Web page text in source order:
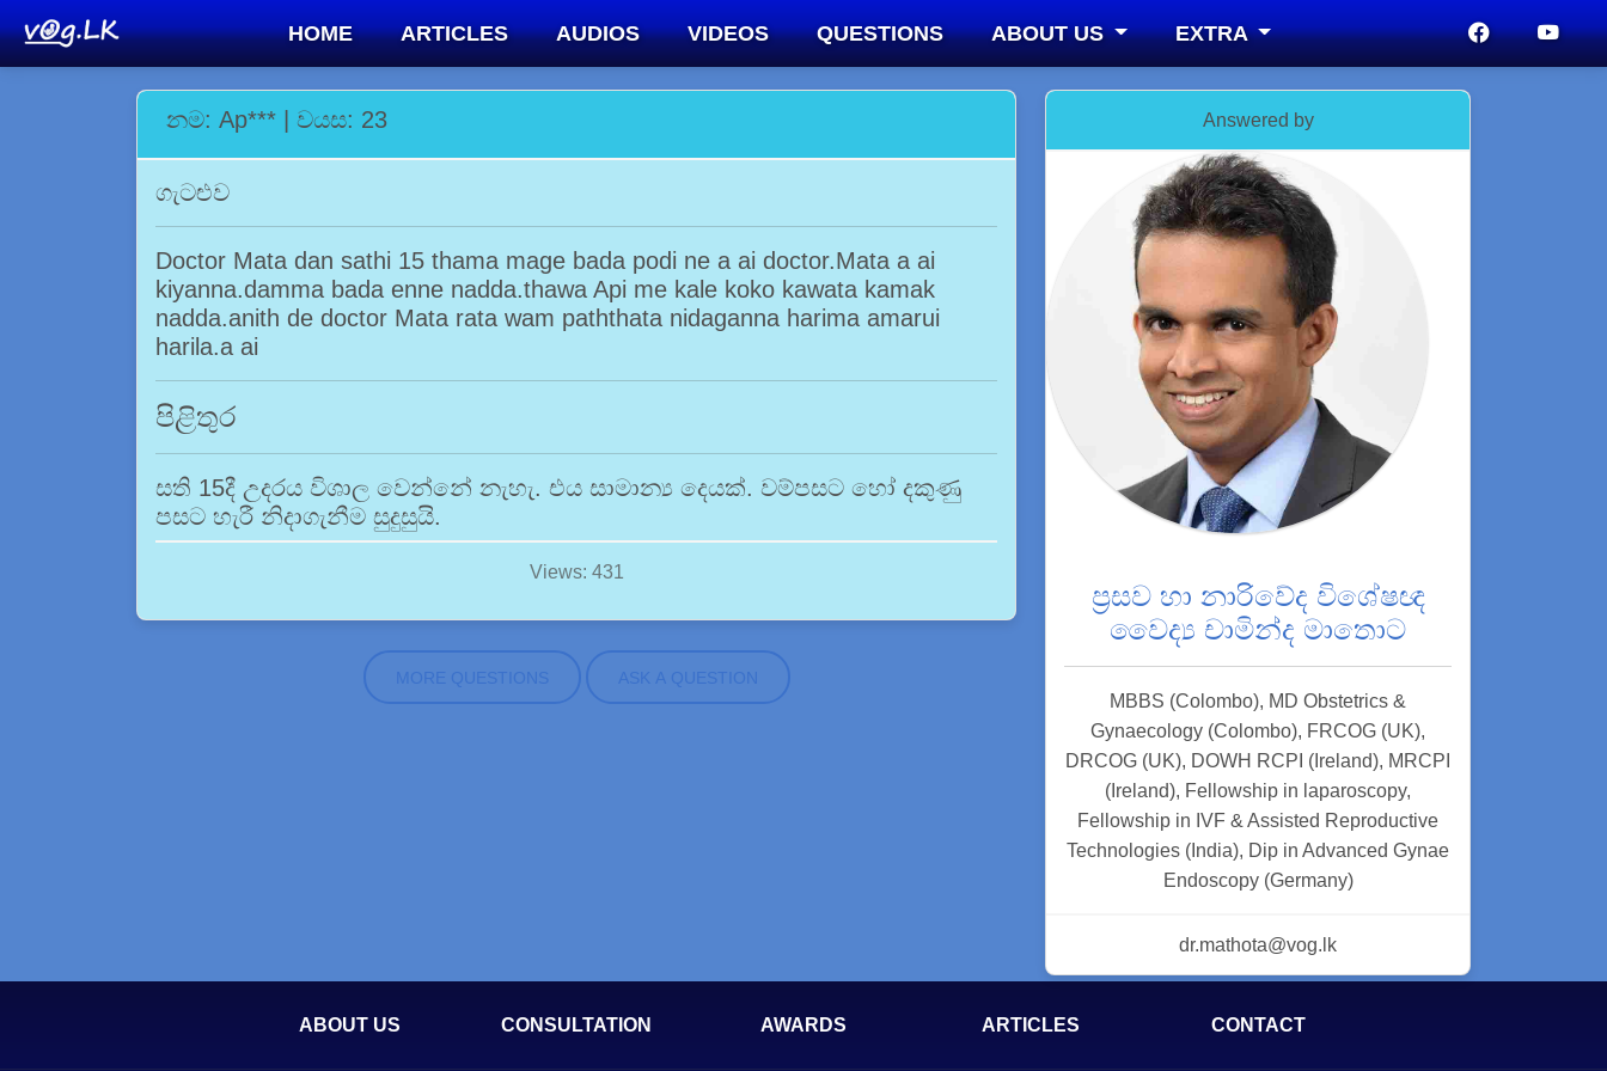
HOME ARTICLES AUDIOS VIDEOS QUESTIONS ABOUT US EXTRA
නම: Ap*** | වයස: 23
ගැටළුව
Doctor Mata dan sathi 15 thama mage bada podi ne a ai doctor.Mata a ai
kiyanna.damma bada enne nadda.thawa Api me kale koko kawata kamak
nadda.anith de doctor Mata rata wam paththata nidaganna harima amarui
harila.a ai
පිළිතුර
සති 15දී උදරය විශාල වෙන්නේ නැහැ. එය සාමාන්‍ය දෙයක්. වම්පසට හෝ දකුණු
පසට හැරී නිදාගැනීම සුදුසුයි.
Views: 431
MORE QUESTIONS ASK A QUESTION
Answered by
ප්‍රසව හා නාරිවේද විශේෂඥ
වෛද්‍ය චාමින්ද මාතොට
MBBS (Colombo), MD Obstetrics &
Gynaecology (Colombo), FRCOG (UK),
DRCOG (UK), DOWH RCPI (Ireland), MRCPI
(Ireland), Fellowship in laparoscopy,
Fellowship in IVF & Assisted Reproductive
Technologies (India), Dip in Advanced Gynae
Endoscopy (Germany)
dr.mathota@vog.lk
ABOUT US CONSULTATION AWARDS ARTICLES CONTACT